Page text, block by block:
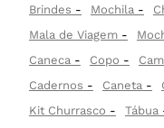
Brindes Mochila
Mala de Viagem
Caneca
Copo
Cadernos
Caneta
Kit Churrasco
Tábua